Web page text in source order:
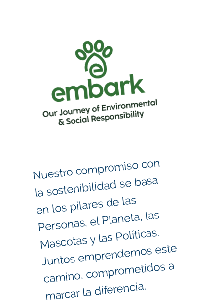
Nuestro co
mpro
miso con
la sostenibilidad se basa
en los pilares de las
Personas, el Planeta, las
Mascotas y las Políticas.
Juntos e
mprende
mos este
ca
mino, co
mpro
metidos a
marcar la diferencia.